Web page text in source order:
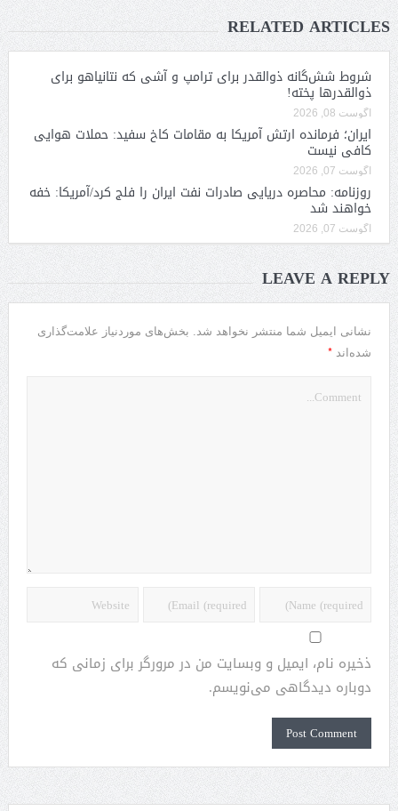
RELATED ARTICLES
شروط شش‌گانه ذوالقدر برای ترامپ و آشی که نتانیاهو برای
ذوالقدرها پخته!
آگوست 08, 2026
ایران؛ فرمانده ارتش آمریکا به مقامات کاخ سفید: حملات هوایی
کافی نیست
آگوست 07, 2026
روزنامه: محاصره دریایی صادرات نفت ایران را فلج کرد/آمریکا: خفه
خواهند شد
آگوست 07, 2026
LEAVE A REPLY
نشانی ایمیل شما منتشر نخواهد شد. بخش‌های موردنیاز علامت‌گذاری
شده‌اند *
ذخیره نام، ایمیل و وبسایت من در مرورگر برای زمانی که
دوباره دیدگاهی می‌نویسم.